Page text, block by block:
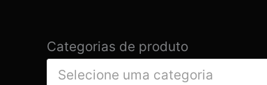
Categorias de produto
Selecione uma categoria